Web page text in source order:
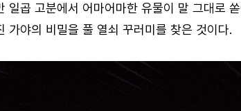
일곱 고분에서 어마어마한 유물이 말 그대로
가야의 비밀을 풀 열쇠 꾸러미를 찾은 것이다.